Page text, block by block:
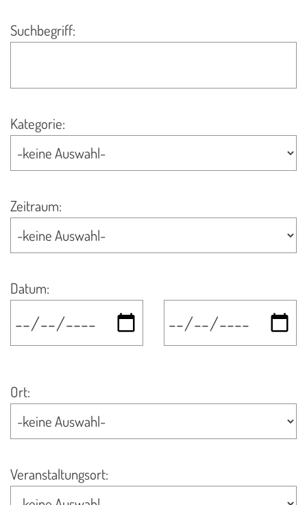
Suchbegriff:
Kategorie:
Zeitraum:
Datum:
Ort:
Veranstaltungsort: